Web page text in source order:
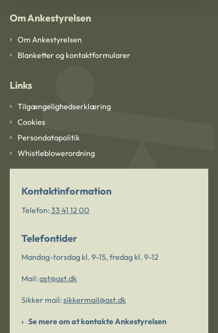
Om Ankestyrelsen
Om Ankestyrelsen
Blanketter og kontaktformularer
Links
Tilgængelighedserklæring
Cookies
Persondatapolitik
Whistleblowerordning
Kontaktinformation
Telefon: 33 41 12 00
Telefontider
Mandag-torsdag kl. 9-15, fredag kl. 9-12
Mail: ast@ast.dk
Sikker mail: sikkermail@ast.dk
Se mere om at kontakte Ankestyrelsen